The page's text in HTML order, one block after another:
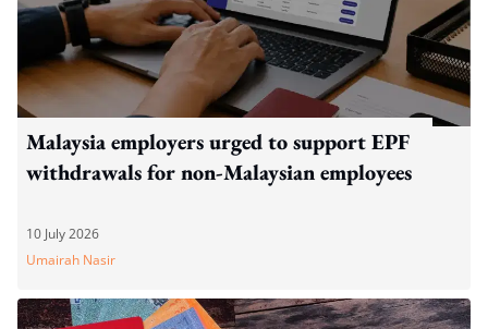
Malaysia employers urged to support EPF
withdrawals for non-Malaysian employees
10 July 2026
Umairah Nasir